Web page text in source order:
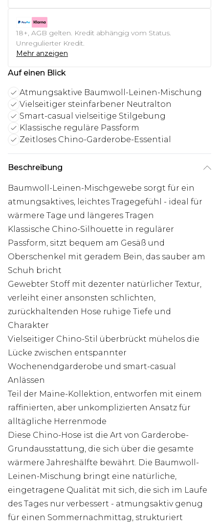
18+, AGB gelten. Kredit abhängig vom Status.
Unregulierter Kredit.
Mehr anzeigen
Auf einen Blick
Atmungsaktive Baumwoll-Leinen-Mischung
Vielseitiger steinfarbener Neutralton
Smart-casual vielseitige Stilgebung
Klassische reguläre Passform
Zeitloses Chino-Garderobe-Essential
Beschreibung
Baumwoll-Leinen-Mischgewebe sorgt für ein
atmungsaktives, leichtes Tragegefühl - ideal für
wärmere Tage und längeres Tragen
Klassische Chino-Silhouette in regulärer
Passform, sitzt bequem am Gesäß und
Oberschenkel mit geradem Bein, das sauber am
Schuh bricht
Gewebter Stoff mit dezenter natürlicher Textur,
verleiht einer ansonsten schlichten,
zurückhaltenden Hose ruhige Tiefe und
Charakter
Vielseitiger Chino-Stil überbrückt mühelos die
Lücke zwischen entspannter
Wochenendgarderobe und smart-casual
Anlässen
Teil der Maine-Kollektion, entworfen mit einem
raffinierten, aber unkomplizierten Ansatz für
alltägliche Herrenmode
Diese Chino-Hose ist die Art von Garderobe-
Grundausstattung, die sich über die gesamte
wärmere Jahreshälfte bewährt. Die Baumwoll-
Leinen-Mischung bringt eine natürliche,
eingetragene Qualität mit sich, die sich im Laufe
des Tages nur verbessert - atmungsaktiv genug
für einen Sommernachmittag, strukturiert